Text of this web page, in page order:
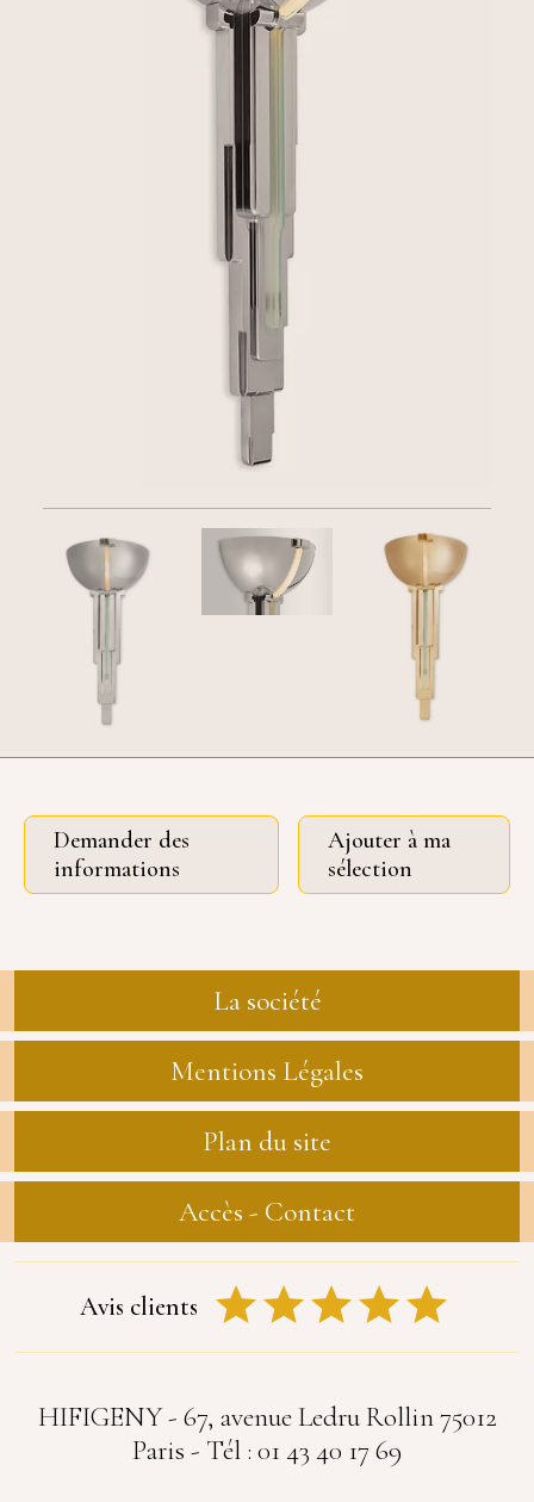
Demander des
informations
Ajouter à ma
sélection
La société
Mentions Légales
Plan du site
Accès - Contact
Avis clients
HIFIGENY - 67, avenue Ledru Rollin 75012
Paris - Tél : 01 43 40 17 69